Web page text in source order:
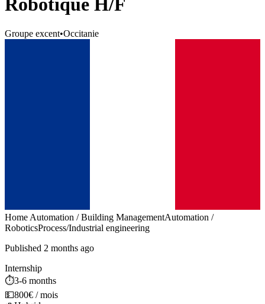
Robotique H/F
Groupe excent•Occitanie
Home Automation / Building ManagementAutomation /
RoboticsProcess/Industrial engineering
Published 2 months ago
Internship
⏱️3-6 months
💵800€ / mois